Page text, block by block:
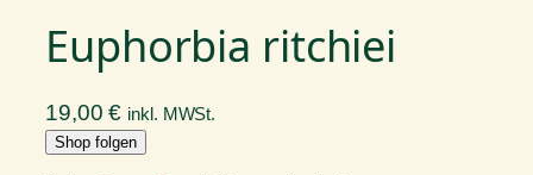
Euphorbia ritchiei
19,00€ inkl. MWSt.
Shop folgen